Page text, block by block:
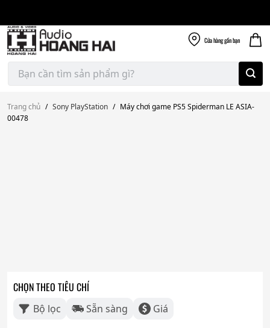
content
Cửa hànggần bạn
Tìm
kiếm:
Trang chủ / Sony PlayStation / Máy chơi game PS5 Spiderman LE ASIA-
00478
CHỌN THEO TIÊU CHÍ
Bộ lọc Sẵn sàng Giá